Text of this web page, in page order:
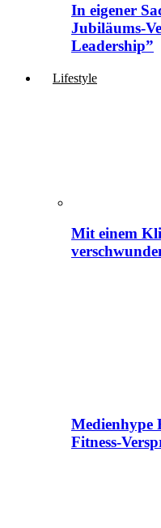
In eigener
Jubiläums-
Leadership”
Lifestyle
Mit einem
Medienhype
Fitness-